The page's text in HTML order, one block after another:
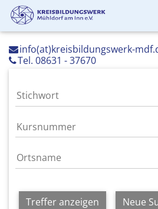
info(at)kreisbildungswerk-
Tel. 08631 - 37670
Treffer anzeigen Neue